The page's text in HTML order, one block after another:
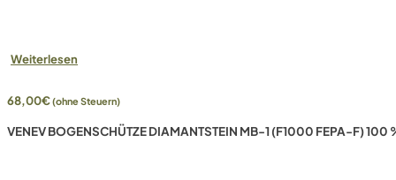
Weiterlesen
68,00€(ohne Steuern)
VENEV BOGENSCHÜTZE DIAMANTSTEIN MB-1 (F1000 FEPA-F) 100